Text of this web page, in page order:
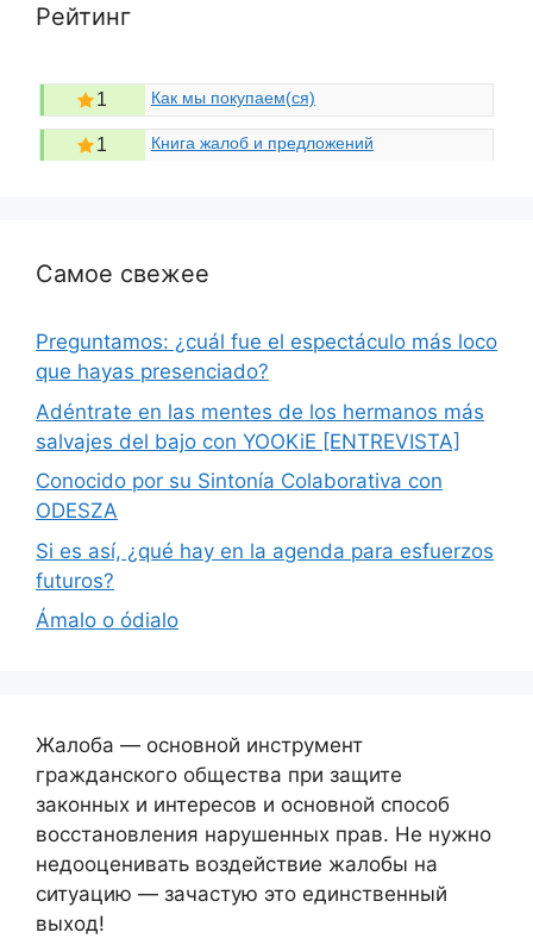
Рейтинг
1 Как мы покупаем(ся)
1 Книга жалоб и предложений
Самое свежее
Preguntamos: ¿cuál fue el espectáculo más loco
que hayas presenciado?
Adéntrate en las mentes de los hermanos más
salvajes del bajo con YOOKiE [ENTREVISTA]
Conocido por su Sintonía Colaborativa con
ODESZA
Si es así, ¿qué hay en la agenda para esfuerzos
futuros?
Ámalo o ódialo
Жалоба — основной инструмент
гражданского общества при защите
законных и интересов и основной способ
восстановления нарушенных прав. Не нужно
недооценивать воздействие жалобы на
ситуацию — зачастую это единственный
выход!